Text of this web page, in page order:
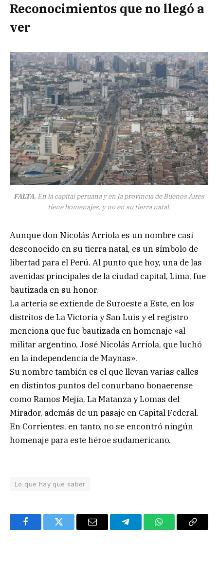
Reconocimientos que no llegó a
ver
FALTA. En la capital peruana y en la provincia de Buenos Aires
tiene homenajes, y no en su tierra natal.
Aunque don Nicolás Arriola es un nombre casi
desconocido en su tierra natal, es un símbolo de
libertad para el Perú. Al punto que hoy, una de las
avenidas principales de la ciudad capital, Lima, fue
bautizada en su honor.
La arteria se extiende de Suroeste a Este, en los
distritos de La Victoria y San Luis y el registro
menciona que fue bautizada en homenaje «al
militar argentino, José Nicolás Arriola, que luchó
en la independencia de Maynas».
Su nombre también es el que llevan varias calles
en distintos puntos del conurbano bonaerense
como Ramos Mejía, La Matanza y Lomas del
Mirador, además de un pasaje en Capital Federal.
En Corrientes, en tanto, no se encontró ningún
homenaje para este héroe sudamericano.
Lo que hay que saber
FacebookTwitter Email TelegramWhatsAppCopy